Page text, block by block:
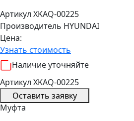
Артикул XKAQ-00225
Производитель HYUNDAI
Цена:
Узнать стоимость
Наличие уточняйте
Артикул XKAQ-00225
Оставить заявку
Муфта